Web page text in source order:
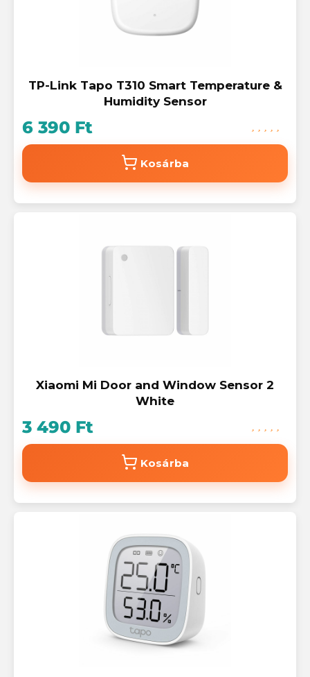
TP-Link Tapo T310 Smart Temperature &
Humidity Sensor
6 390 Ft
Kosárba
Xiaomi Mi Door and Window Sensor 2
White
3 490 Ft
Kosárba